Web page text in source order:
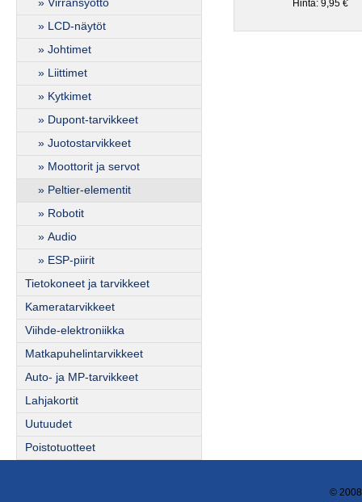
» Virransyöttö
» LCD-näytöt
» Johtimet
» Liittimet
» Kytkimet
» Dupont-tarvikkeet
» Juotostarvikkeet
» Moottorit ja servot
» Peltier-elementit
» Robotit
» Audio
» ESP-piirit
Tietokoneet ja tarvikkeet
Kameratarvikkeet
Viihde-elektroniikka
Matkapuhelintarvikkeet
Auto- ja MP-tarvikkeet
Lahjakortit
Uutuudet
Poistotuotteet
Hinta: 9,95 €
©